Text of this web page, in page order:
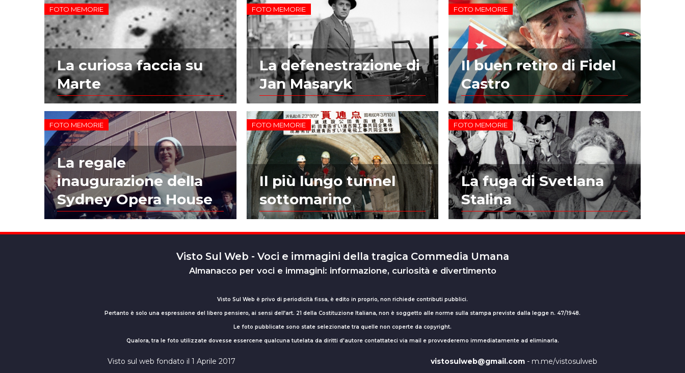
FOTO MEMORIE
La curiosa faccia su
Marte
FOTO MEMORIE
La defenestrazione di
Jan Masaryk
FOTO MEMORIE
Il buen retiro di Fidel
Castro
FOTO MEMORIE
La regale
inaugurazione della
Sydney Opera House
FOTO MEMORIE
Il più lungo tunnel
sottomarino
FOTO MEMORIE
La fuga di Svetlana
Stalina
Visto Sul Web - Voci e immagini della tragica Commedia Umana
Almanacco per voci e immagini: informazione, curiosità e divertimento
Visto Sul Web è privo di periodicità fissa, è edito in proprio, non richiede contributi pubblici.
Pertanto è solo una espressione del libero pensiero, ai sensi dell’art. 21 della Costituzione Italiana, non è soggetto alle norme sulla stampa previste dalla legge n. 47/1948.
Le foto pubblicate sono state selezionate tra quelle non coperte da copyright.
Qualora, tra le foto utilizzate dovesse essercene qualcuna tutelata da diritti d'autore contattateci via mail e provvederemo immediatamente ad eliminarla.
Visto sul web fondato il 1 Aprile 2017 vistosulweb@gmail.com- m.me/vistosulweb